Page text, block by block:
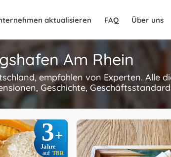
aktualisieren FAQ Über uns
Am Rhein
empfohlen von Experten. Alle
Geschichte,
3+
Jahre
auf TBR